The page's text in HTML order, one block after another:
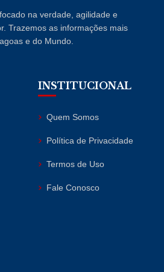
na verdade, agilidade e
Trazemos as informações mais
e do Mundo.
INSTITUCIONAL
Quem Somos
Política de Privacidade
Termos de Uso
Fale Conosco